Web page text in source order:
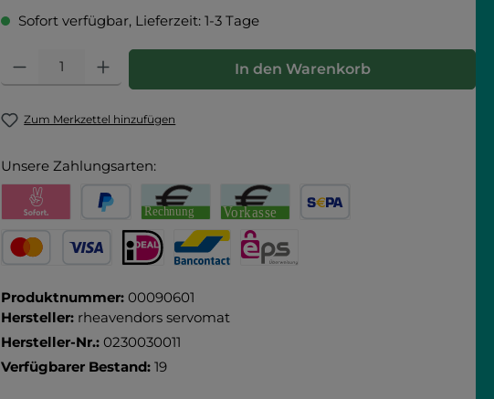
Sofort verfügbar, Lieferzeit: 1-3 Tage
Produkt Anzahl: Gib den gewünschten Wert ein oder benutze die
In den Warenkorb
Zum Merkzettel hinzufügen
Unsere Zahlungsarten:
PayPal Rechnung Vorkasse
Produktnummer: 00090601
Hersteller: rheavendors servomat
Hersteller-Nr.: 0230030011
Verfügbarer Bestand: 19